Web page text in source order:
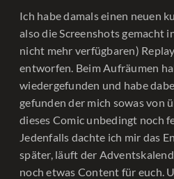
Ich habe damals einen neuen
also die Screenshots gemacht
nicht mehr verfügbaren)
entworfen. Beim Aufräumen
wiedergefunden und habe
gefunden der mich sowas von
dieses Comic unbedingt noch
Jedenfalls dachte ich mir das
später, läuft der
noch etwas Content für euch.